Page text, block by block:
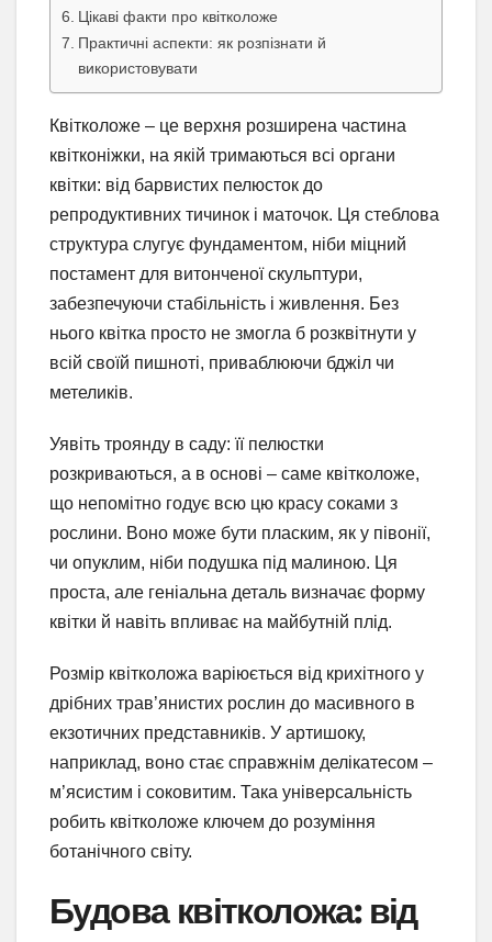
Цікаві факти про квітколоже
Практичні аспекти: як розпізнати й
використовувати
Квітколоже – це верхня розширена частина
квітконіжки, на якій тримаються всі органи
квітки: від барвистих пелюсток до
репродуктивних тичинок і маточок. Ця стеблова
структура слугує фундаментом, ніби міцний
постамент для витонченої скульптури,
забезпечуючи стабільність і живлення. Без
нього квітка просто не змогла б розквітнути у
всій своїй пишноті, приваблюючи бджіл чи
метеликів.
Уявіть троянду в саду: її пелюстки
розкриваються, а в основі – саме квітколоже,
що непомітно годує всю цю красу соками з
рослини. Воно може бути пласким, як у півонії,
чи опуклим, ніби подушка під малиною. Ця
проста, але геніальна деталь визначає форму
квітки й навіть впливає на майбутній плід.
Розмір квітколожа варіюється від крихітного у
дрібних трав’янистих рослин до масивного в
екзотичних представників. У артишоку,
наприклад, воно стає справжнім делікатесом –
м’ясистим і соковитим. Така універсальність
робить квітколоже ключем до розуміння
ботанічного світу.
Будова квітколожа: від